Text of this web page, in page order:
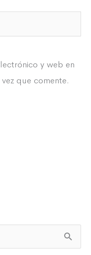
y web en
que comente.